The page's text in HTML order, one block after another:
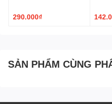
290.000₫
SẢN PHẨM CÙNG